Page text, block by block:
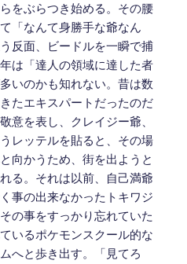
をぶらつき始める。その腰
「なんて身勝手な爺なん
反面、ビードルを一瞬で捕
は「達人の領域に達した者
いのかも知れない。昔は数
たエキスパートだったのだ
意を表し、クレイジー爺、
レッテルを貼ると、その場
向かうため、街を出ようと
る。それは以前、自己満爺
事の出来なかったトキワジ
の事をすっかり忘れていた
いるポケモンスクール的な
へと歩き出す。「見てろ